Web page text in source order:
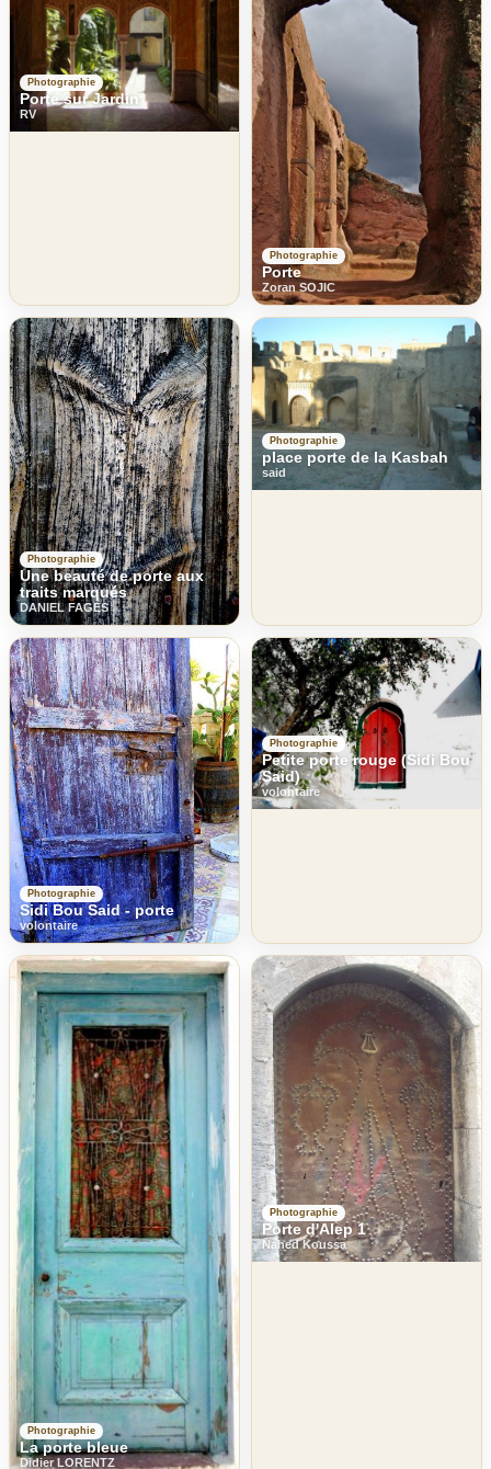
Photographie
Porte sur Jardin
RV
Photographie
Porte
Zoran SOJIC
Photographie
Une beauté de porte aux
traits marqués
DANIEL FAGES
Photographie
place porte de la Kasbah
said
Photographie
Sidi Bou Said - porte
volontaire
Photographie
Petite porte rouge (Sidi Bou
Said)
volontaire
Photographie
La porte bleue
Didier LORENTZ
Photographie
Porte d'Alep 1
Nahed Koussa